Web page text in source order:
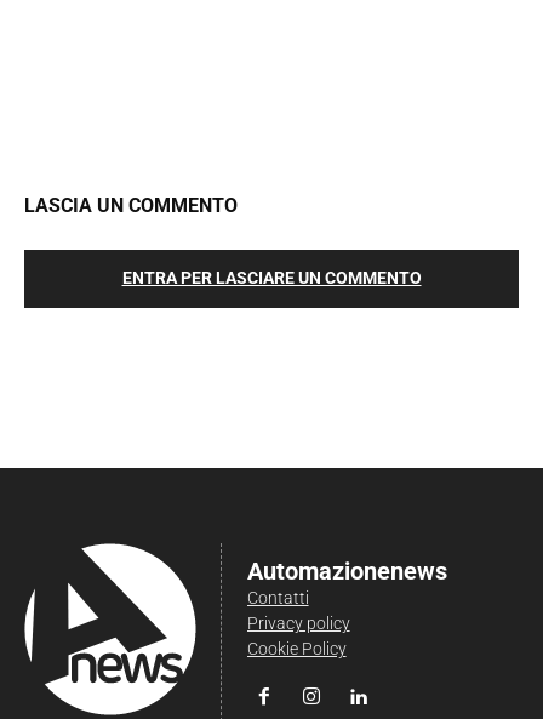
LASCIA UN COMMENTO
ENTRA PER LASCIARE UN COMMENTO
Automazionenews
Contatti
Privacy policy
Cookie Policy